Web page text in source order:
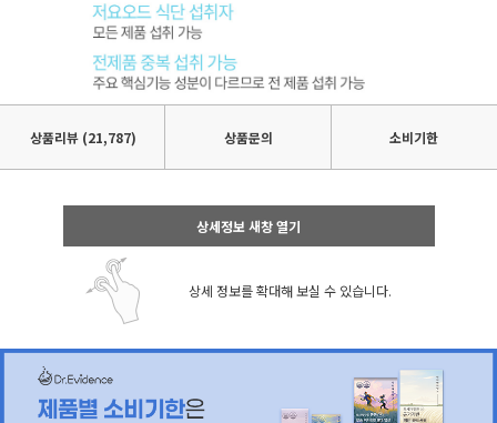
상품리뷰 (21,787) 상품문의 소비기한
상세정보 새창 열기
상세 정보를 확대해 보실 수 있습니다.